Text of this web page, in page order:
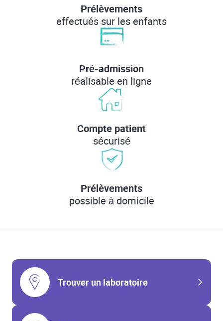
Prélèvements
effectués sur les enfants
Pré-admission
réalisable en ligne
Compte patient
sécurisé
Prélèvements
possible à domicile
Trouver un laboratoire